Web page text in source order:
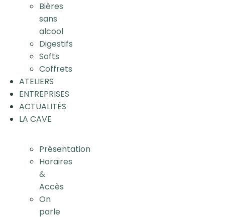
Bières
sans
alcool
Digestifs
Softs
Coffrets
ATELIERS
ENTREPRISES
ACTUALITÉS
LA CAVE
Présentation
Horaires
&
Accès
On
parle